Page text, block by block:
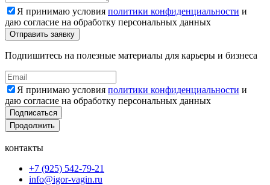
Я принимаю условия политики конфиденциальности и
даю согласие на обработку персональных данных
Подпишитесь на полезные материалы для карьеры и бизнеса
Я принимаю условия политики конфиденциальности и
даю согласие на обработку персональных данных
Подписаться
Продолжить
контакты
+7 (925) 542-79-21
info@igor-vagin.ru